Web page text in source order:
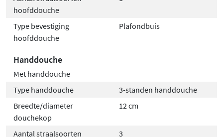
hoofddouche
Type bevestiging
hoofddouche
Plafondbuis
Handdouche
Met handdouche
Type handdouche
3-standen handdouche
Breedte/diameter
douchekop
12 cm
Aantal straalsoorten
3